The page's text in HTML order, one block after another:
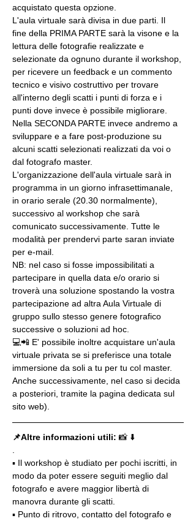
acquistato questa opzione.
L'aula virtuale sarà divisa in due parti. Il
fine della PRIMA PARTE sarà la visone e la
lettura delle fotografie realizzate e
selezionate da ognuno durante il workshop,
per ricevere un feedback e un commento
tecnico e visivo costruttivo per trovare
all'interno degli scatti i punti di forza e i
punti dove invece è possibile migliorare.
Nella SECONDA PARTE invece andremo a
sviluppare e a fare post-produzione su
alcuni scatti selezionati realizzati da voi o
dal fotografo master.
L'organizzazione dell'aula virtuale sarà in
programma in un giorno infrasettimanale,
in orario serale (20.30 normalmente),
successivo al workshop che sarà
comunicato successivamente. Tutte le
modalità per prendervi parte saran inviate
per e-mail.
NB: nel caso si fosse impossibilitati a
partecipare in quella data e/o orario si
troverà una soluzione spostando la vostra
partecipazione ad altra Aula Virtuale di
gruppo sullo stesso genere fotografico
successive o soluzioni ad hoc.
💻📲 E' possibile inoltre acquistare un'aula
virtuale privata se si preferisce una totale
immersione da soli a tu per tu col master.
Anche successivamente, nel caso si decida
a posteriori, tramite la pagina dedicata sul
sito web).
📌Altre informazioni utili: 📸 ⬇️
▪️ Il workshop è studiato per pochi iscritti, in
modo da poter essere seguiti meglio dal
fotografo e avere maggior libertà di
manovra durante gli scatti.
▪️ Punto di ritrovo, contatto del fotografo e